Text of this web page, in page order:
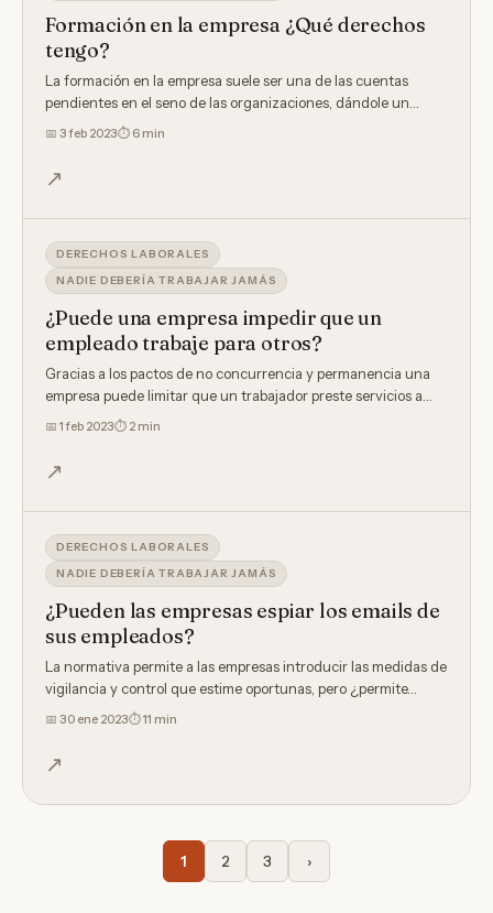
Formación en la empresa ¿Qué derechos
tengo?
La formación en la empresa suele ser una de las cuentas
pendientes en el seno de las organizaciones, dándole un…
📅 3 feb 2023⏱ 6 min
↗
DERECHOS LABORALES
NADIE DEBERÍA TRABAJAR JAMÁS
¿Puede una empresa impedir que un
empleado trabaje para otros?
Gracias a los pactos de no concurrencia y permanencia una
empresa puede limitar que un trabajador preste servicios a…
📅 1 feb 2023⏱ 2 min
↗
DERECHOS LABORALES
NADIE DEBERÍA TRABAJAR JAMÁS
¿Pueden las empresas espiar los emails de
sus empleados?
La normativa permite a las empresas introducir las medidas de
vigilancia y control que estime oportunas, pero ¿permite…
📅 30 ene 2023⏱ 11 min
↗
1 2 3 ›